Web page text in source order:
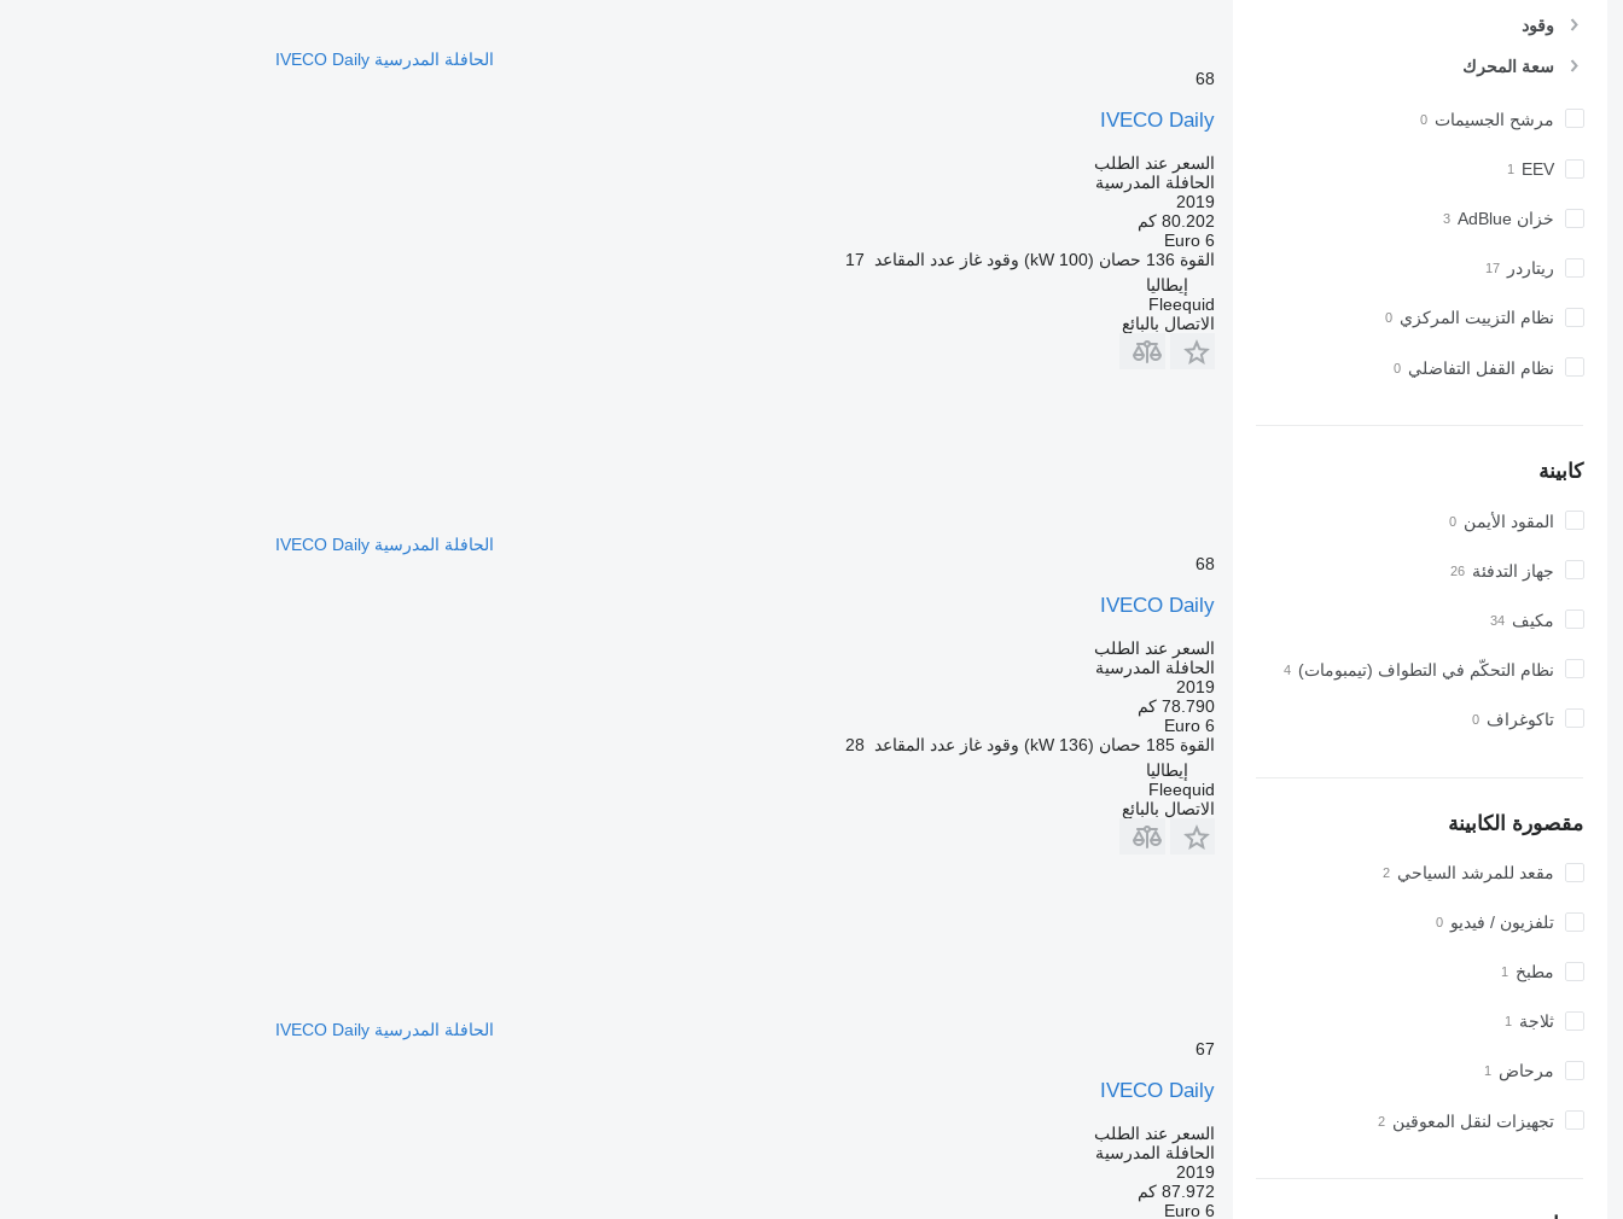
وقود
سعة المحرك
مرشح الجسيمات
EEV
خزان AdBlue
ريتاردر
نظام التزييت المركزي
نظام القفل التفاضلي
كابينة
المقود الأيمن
جهاز التدفئة
مكيف
نظام التحكّم في التطواف (تيمبومات)
تاكوغراف
مقصورة الكابينة
مقعد للمرشد السياحي
تلفزيون / فيديو
مطبخ
ثلاجة
مرحاض
تجهيزات لنقل المعوقين
الحافلة المدرسية IVECO Daily
68
IVECO Daily
السعر عند الطلب
الحافلة المدرسية
2019
80.202 كم
Euro 6
القوة 136 حصان (100 kW) وقود غاز عدد المقاعد
17
إيطاليا
Fleequid
الاتصال بالبائع
الحافلة المدرسية IVECO Daily
68
IVECO Daily
السعر عند الطلب
الحافلة المدرسية
2019
78.790 كم
Euro 6
القوة 185 حصان (136 kW) وقود غاز عدد المقاعد
28
إيطاليا
Fleequid
الاتصال بالبائع
الحافلة المدرسية IVECO Daily
67
IVECO Daily
السعر عند الطلب
الحافلة المدرسية
2019
87.972 كم
Euro 6